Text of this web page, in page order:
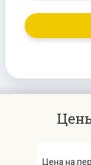
Цена на